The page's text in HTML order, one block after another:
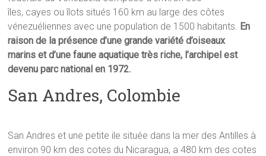
îles, cayes ou îlots situés 160 km au large des côtes
vénezuéliennes avec une population de 1500 habitants. En
raison de la présence d’une grande variété d’oiseaux
marins et d’une faune aquatique très riche, l’archipel est
devenu parc national en 1972.
San Andres, Colombie
San Andres et une petite ile située dans la mer des Antilles à
environ 90 km des cotes du Nicaragua, a 480 km des cotes